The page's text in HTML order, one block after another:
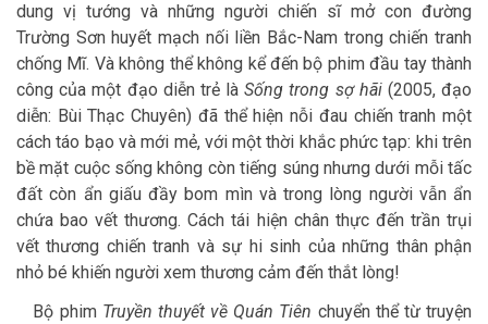
dung vị tướng và những người chiến sĩ mở con đường
Trường Sơn huyết mạch nối liền Bắc-Nam trong chiến tranh
chống Mĩ. Và không thể không kể đến bộ phim đầu tay thành
công của một đạo diễn trẻ làSống trong sợ hãi(2005, đạo
diễn: Bùi Thạc Chuyên) đã thể hiện nỗi đau chiến tranh một
cách táo bạo và mới mẻ, với một thời khắc phức tạp: khi trên
bề mặt cuộc sống không còn tiếng súng nhưng dưới mỗi tấc
đất còn ẩn giấu đầy bom mìn và trong lòng người vẫn ẩn
chứa bao vết thương. Cách tái hiện chân thực đến trần trụi
vết thương chiến tranh và sự hi sinh của những thân phận
nhỏ bé khiến người xem thương cảm đến thắt lòng!
Bộ phim Truyền thuyết về Quán Tiên chuyển thể từ truyện